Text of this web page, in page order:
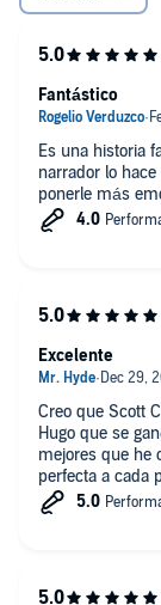
Es una historia
narrador lo
ponerle más
Fantástico
Creo que Scott
Hugo que se ganó. Muy buena historia. El narrador
mejores que he
perfecta a cada
Excelente